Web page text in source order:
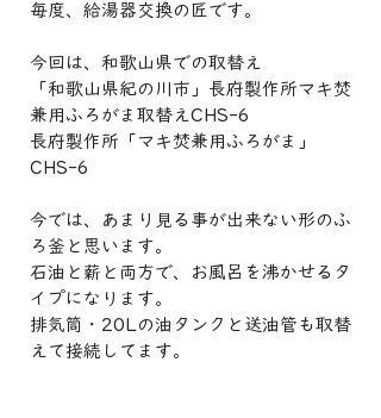
毎度、給湯器交換の匠です。
今回は、和歌山県での取替え
「和歌山県紀の川市」長府製作所マキ焚
兼用ふろがま取替えCHS-6
長府製作所「マキ焚兼用ふろがま」
CHS-6
今では、あまり見る事が出来ない形のふ
ろ釜と思います。
石油と薪と両方で、お風呂を沸かせるタ
イプになります。
排気筒・20Lの油タンクと送油管も取替
えて接続してます。